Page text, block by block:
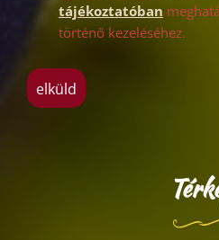
tájékoztatóban
történő kezeléséhez.
elküld